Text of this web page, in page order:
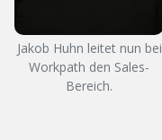
Jakob Huhn leitet nun bei
Workpath den Sales-
Bereich.